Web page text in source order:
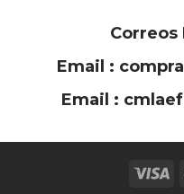
Correos
Email :
Email :